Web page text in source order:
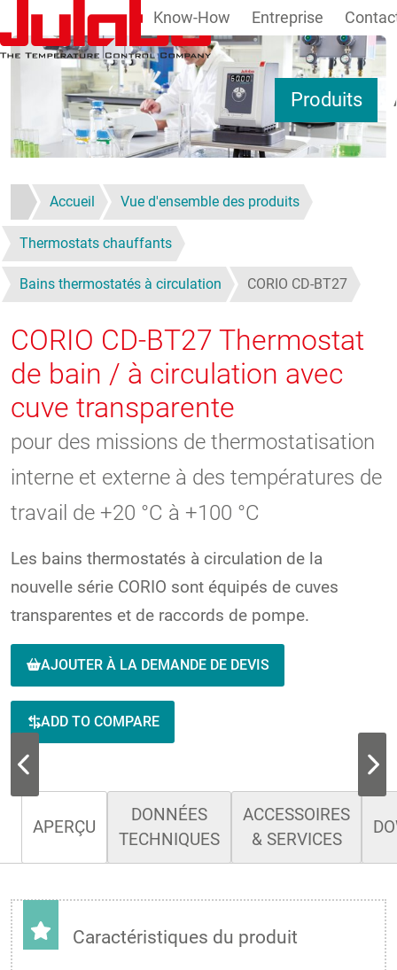
Aller au contenu principal
Produits
Know-How Entreprise
Accueil Vue d'ensemble des produits
Thermostats chauffants
Bains thermostatés à circulation CORIO CD-BT27
CORIO CD-BT27 Thermostat
de bain / à circulation avec
cuve transparente
pour des missions de thermostatisation
interne et externe à des températures de
travail de +20 °C à +100 °C
Les bains thermostatés à circulation de la
nouvelle série CORIO sont équipés de cuves
transparentes et de raccords de pompe.
AJOUTER À LA DEMANDE DE DEVIS
ADD TO COMPARE
APERÇU
DONNÉES
TECHNIQUES
ACCESSOIRES
& SERVICES
Caractéristiques du produit